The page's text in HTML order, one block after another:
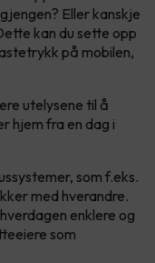
Eller kanskje
kan du sette opp
på mobilen,
utelysene til å
hjem fra en dag i
som f.eks.
med hverandre.
enklere og
som